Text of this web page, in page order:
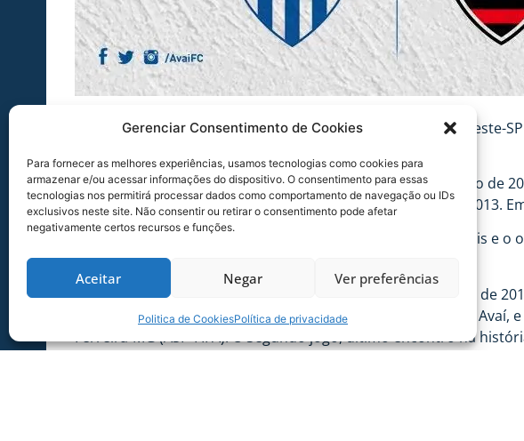
Gerenciar Consentimento de Cookies
Para fornecer as melhores experiências, usamos tecnologias como cookies para
armazenar e/ou acessar informações do dispositivo. O consentimento para essas
tecnologias nos permitirá processar dados como comportamento de navegação ou IDs
exclusivos neste site. Não consentir ou retirar o consentimento pode afetar
negativamente certos recursos e funções.
Aceitar Negar Ver preferências
Politica de CookiesPolítica de privacidade
Na História –Foram até aqui sete encontros entre Avaí e Oeste-
Em 2013 –A primeira partida foi disputada no dia 24 de maio de
ocorreu na Ressacada, no dia 6 de setembro, também em 2013.
Foram realizados dois jogos, sendo um em Itápolis e
novembro de 2014, o árbitro foi Rodrigo Batista Raposo–DF.
Em 2016 –Foram realizados mais dois jogos. Em 15 de julho de
Os gols do jogo foram marcados por Tatá, aos 30`1T, para o
Ferreira-MG (ASP-FIFA). O Segundo jogo, último encontro na